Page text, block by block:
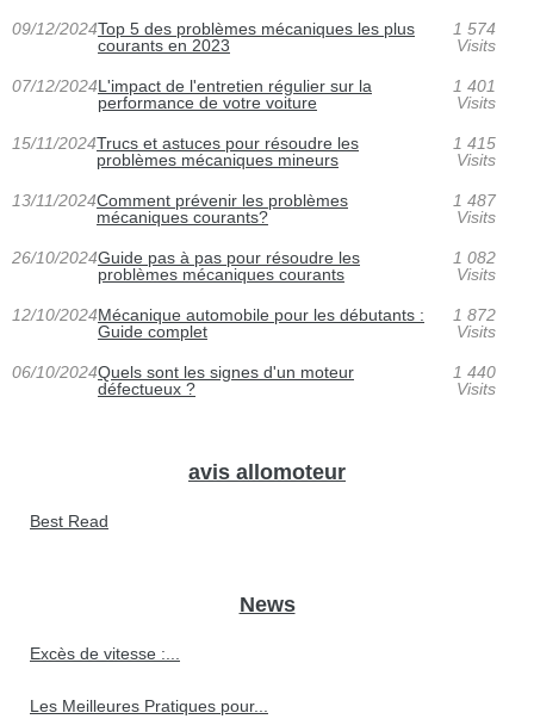
09/12/2024Top 5 des problèmes mécaniques les plus
courants en 2023
1 574
Visits
07/12/2024L'impact de l'entretien régulier sur la
performance de votre voiture
1 401
Visits
15/11/2024Trucs et astuces pour résoudre les
problèmes mécaniques mineurs
1 415
Visits
13/11/2024Comment prévenir les problèmes
mécaniques courants?
1 487
Visits
26/10/2024Guide pas à pas pour résoudre les
problèmes mécaniques courants
1 082
Visits
12/10/2024Mécanique automobile pour les débutants :
Guide complet
1 872
Visits
06/10/2024Quels sont les signes d'un moteur
défectueux ?
1 440
Visits
avis allomoteur
Best Read
News
Excès de vitesse :...
Les Meilleures Pratiques pour...